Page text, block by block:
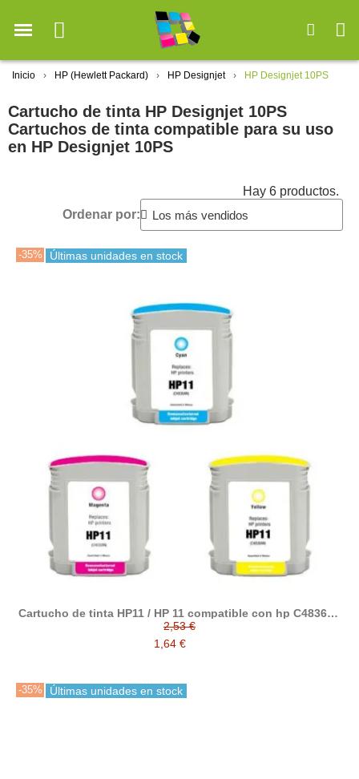
Inicio HP (Hewlett Packard) HP Designjet HP Designjet 10PS
Cartucho de tinta HP Designjet 10PS
Cartuchos de tinta compatible para su uso
en HP Designjet 10PS
Hay 6 productos.
Ordenar por:
-35% Últimas unidades en stock
Cartucho de tinta HP11 / HP 11 compatible con hp C4836A /
C4837A / C4838A
2,53 €
1,64 €
-35% Últimas unidades en stock